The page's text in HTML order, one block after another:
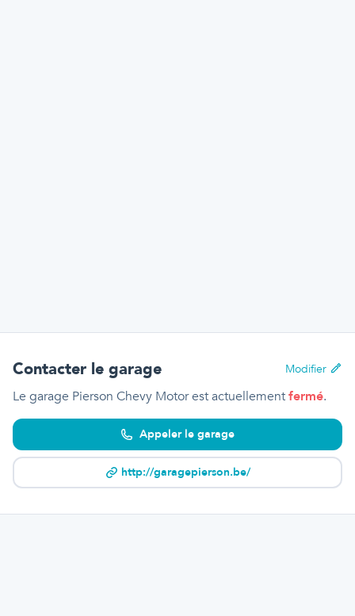
Contacter le garage Modifier
Le garage Pierson Chevy Motorest actuellementfermé.
Appeler le garage
http://garagepierson.be/